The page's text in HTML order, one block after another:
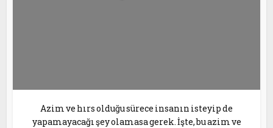
Azim ve hırs olduğu sürece insanın isteyip de
yapamayacağı şey olamasa gerek. İşte, bu azim ve